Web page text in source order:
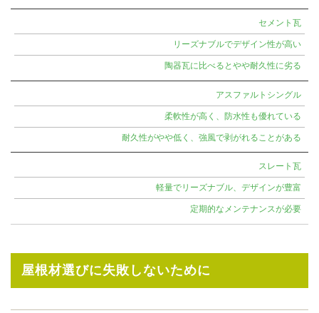
デ
ッ
セメント瓦
リーズナブルでデザイン性が高い
陶器瓦に比べるとやや耐久性に劣る
アスファルトシングル
柔軟性が高く、防水性も優れている
耐久性がやや低く、強風で剥がれることがある
スレート瓦
軽量でリーズナブル、デザインが豊富
定期的なメンテナンスが必要
屋根材選びに失敗しないために